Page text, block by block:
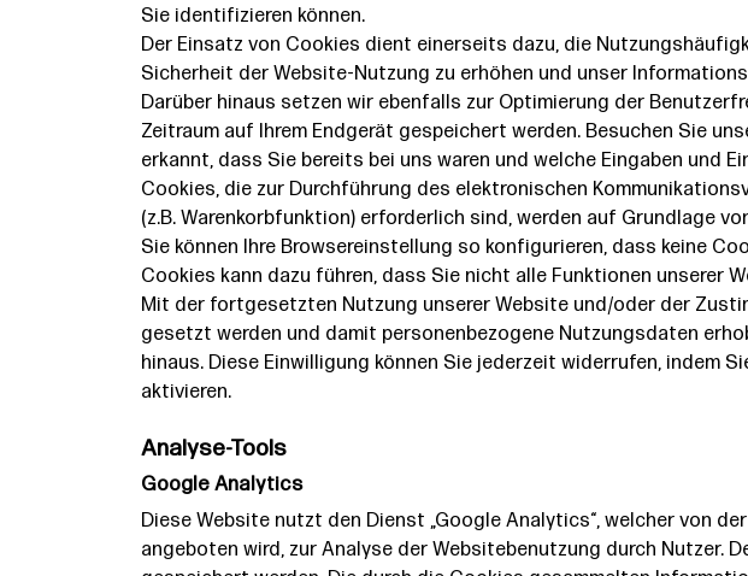
Sie identifizieren können.
Der Einsatz von Cookies dient einerseits dazu, die
Sicherheit der Website-Nutzung zu erhöhen und unser
Darüber hinaus setzen wir ebenfalls zur Optimierung der
Zeitraum auf Ihrem Endgerät gespeichert werden. Besuchen Sie
erkannt, dass Sie bereits bei uns waren und welche Eingaben und
Cookies, die zur Durchführung des elektronischen
(z.B. Warenkorbfunktion) erforderlich sind, werden auf Grundlage
Sie können Ihre Browsereinstellung so konfigurieren, dass keine
Cookies kann dazu führen, dass Sie nicht alle Funktionen unserer
Mit der fortgesetzten Nutzung unserer Website und/oder der
gesetzt werden und damit personenbezogene Nutzungsdaten
hinaus. Diese Einwilligung können Sie jederzeit widerrufen, indem
aktivieren.
Analyse-Tools
Google Analytics
Diese Website nutzt den Dienst „Google Analytics“, welcher von
angeboten wird, zur Analyse der Websitebenutzung durch Nutzer.